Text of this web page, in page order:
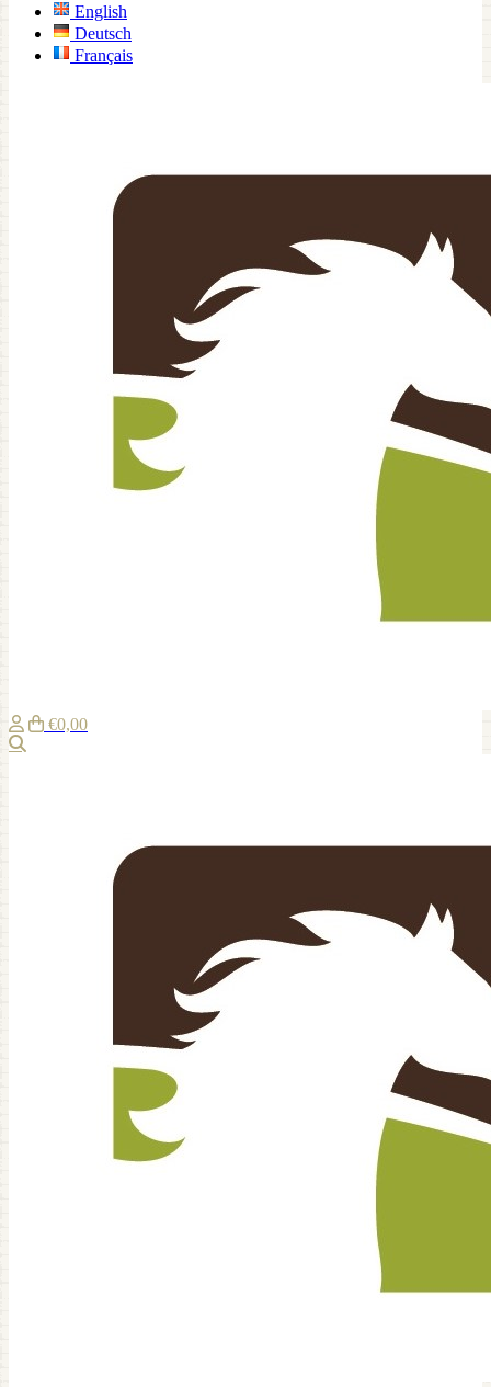
English
Deutsch
Français
€0,00